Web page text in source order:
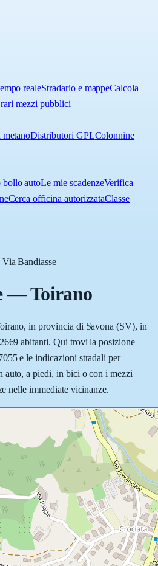
realeStradario e mappeCalcola
mezzi pubblici
Distributori GPLColonnine
bollo autoLe mie scadenzeVerifica
Cerca officina autorizzataClasse
Via Bandiasse
—Toirano
in provincia di Savona (SV), in
abitanti. Qui trovi la posizione
e le indicazioni stradali per
auto, a piedi, in bici o con i mezzi
nelle immediate vicinanze.